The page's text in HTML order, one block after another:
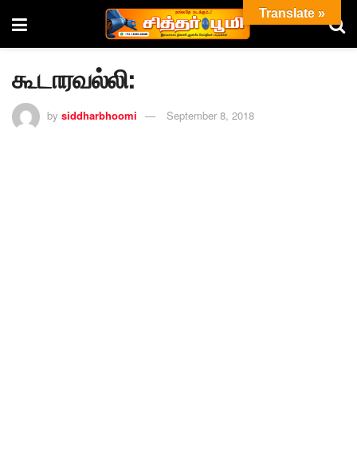
கூடாரவல்லி:
by siddharbhoomi September 8, 2018
Translate »